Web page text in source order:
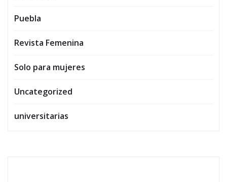
Puebla
Revista Femenina
Solo para mujeres
Uncategorized
universitarias